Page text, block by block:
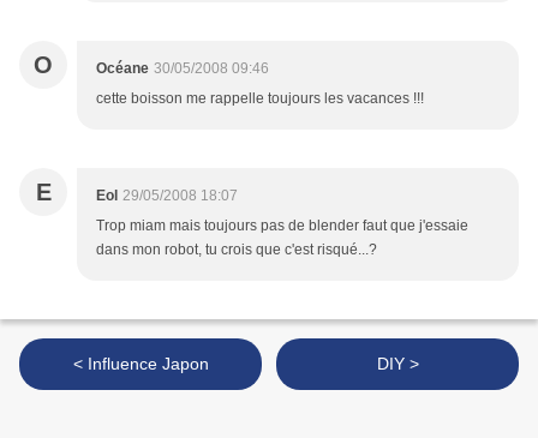
O Océane 30/05/2008 09:46
cette boisson me rappelle toujours les vacances !!!
E Eol 29/05/2008 18:07
Trop miam mais toujours pas de blender faut que j'essaie
dans mon robot, tu crois que c'est risqué...?
< Influence Japon DIY >